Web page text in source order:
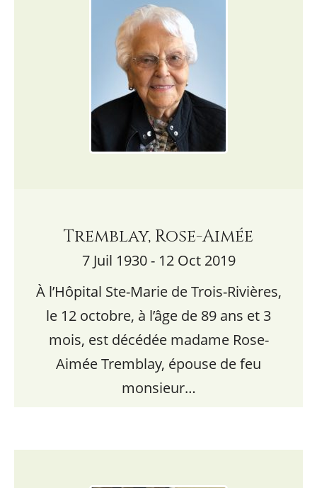
Tremblay, Rose-Aimée
7 Juil 1930 - 12 Oct 2019
À l’Hôpital Ste-Marie de Trois-Rivières,
le 12 octobre, à l’âge de 89 ans et 3
mois, est décédée madame Rose-
Aimée Tremblay, épouse de feu
monsieur…